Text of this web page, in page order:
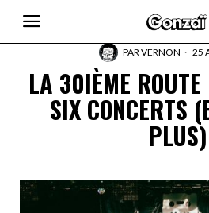
PARVERNON 25
LA 30IÈME ROUTE
SIX CONCERTS
PLUS)